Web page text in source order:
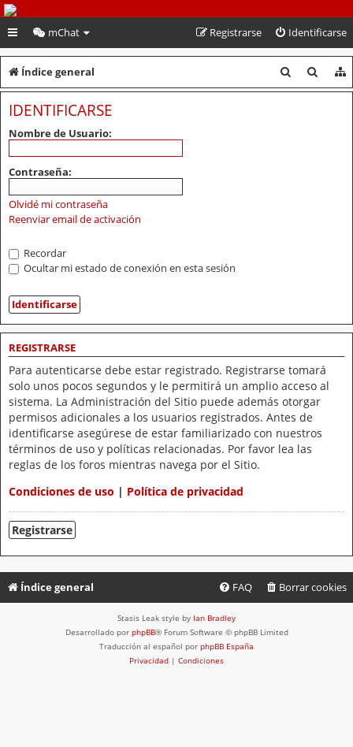
PeruVoley.com
mChat Identificarse
Registrarse
Índice general
u
u
IDENTIFICARSE
Nombre de Usuario:
Contraseña:
Olvidé mi contraseña
Reenviar email de activación
Recordar
Ocultar mi estado de conexión en esta sesión
REGISTRARSE
Para autenticarse debe estar registrado. Registrarse tomará
solo unos pocos segundos y le permitirá un amplio acceso al
sistema. La Administración del Sitio puede además otorgar
permisos adicionales a los usuarios registrados. Antes de
identificarse asegúrese de estar familiarizado con nuestros
términos de uso y políticas relacionadas. Por favor lea las
reglas de los foros mientras navega por el Sitio.
Condiciones de uso | Política de privacidad
Registrarse
Índice general Borrar cookies
FAQ
Stasis Leak style by Ian Bradley
Desarrollado por phpBB® Forum Software © phpBB Limited
Traducción al español por phpBB España
Privacidad | Condiciones